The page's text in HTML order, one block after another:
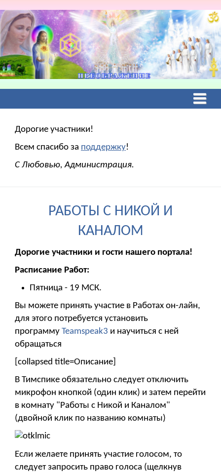
Дорогие участники!
Всем спасибо за поддержку!
С Любовью, Администрация.
РАБОТЫ С НИКОЙ И
КАНАЛОМ
Дорогие участники и гости нашего портала!
Расписание Работ:
Пятница - 19 МСК.
Вы можете принять участие в Работах он-лайн,
для этого потребуется установить
программу Teamspeak3 и научиться с ней
обращаться
[collapsed title=Описание]
В Тимспике обязательно следует отключить
микрофон кнопкой (один клик) и затем перейти
в комнату "Работы с Никой и Каналом"
(двойной клик по названию комнаты)
Если желаете принять участие голосом, то
следует запросить право голоса (щелкнув